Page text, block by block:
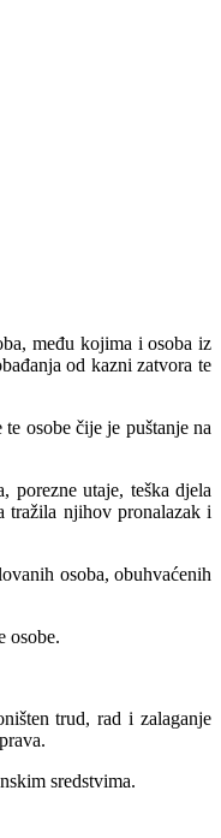
među kojima i osoba iz
od kazni zatvora te
osobe čije je puštanje na
porezne utaje, teška djela
tražila njihov pronalazak i
osoba, obuhvaćenih
osobe.
trud, rad i zalaganje
sredstvima.